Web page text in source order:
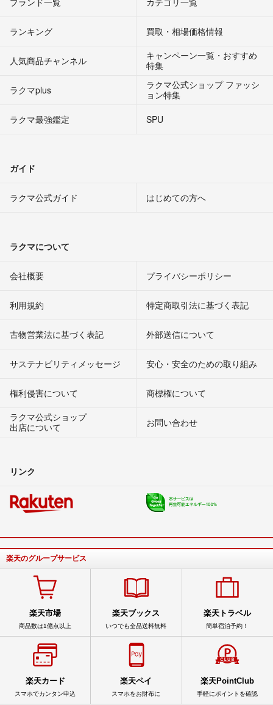
ランキング 買取・相場価格情報
人気商品チャンネル
キャンペーン一覧・おすすめ
特集
ラクマplus
ラクマ公式ショップ ファッシ
ョン特集
ラクマ最強鑑定
SPU
ガイド
ラクマ公式ガイド はじめての方へ
ラクマについて
会社概要 プライバシーポリシー
利用規約 特定商取引法に基づく表記
古物営業法に基づく表記 外部送信について
サステナビリティメッセージ 安心・安全のための取り組み
権利侵害について
商標権について
ラクマ公式ショップ
出店について
お問い合わせ
リンク
楽天のグループサービス
楽天市場
商品数は1億点以上
楽天ブックス
いつでも全品送料無料
楽天トラベル
簡単宿泊予約！
楽天カード
スマホでカンタン申込
楽天ペイ
スマホをお財布に
楽天PointClub
手軽にポイントを確認